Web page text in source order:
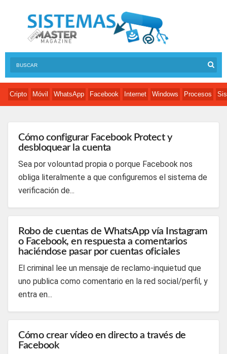
Cripto Móvil WhatsApp Facebook Internet Windows Procesos
Cómo configurar Facebook Protect y
desbloquear la cuenta
Sea por volountad propia o porque Facebook nos
obliga literalmente a que configuremos el sistema de
verificación de...
Robo de cuentas de WhatsApp vía Instagram
o Facebook, en respuesta a comentarios
haciéndose pasar por cuentas oficiales
El criminal lee un mensaje de reclamo-inquietud que
uno publica como comentario en la red social/perfil, y
entra en...
Cómo crear vídeo en directo a través de
Facebook